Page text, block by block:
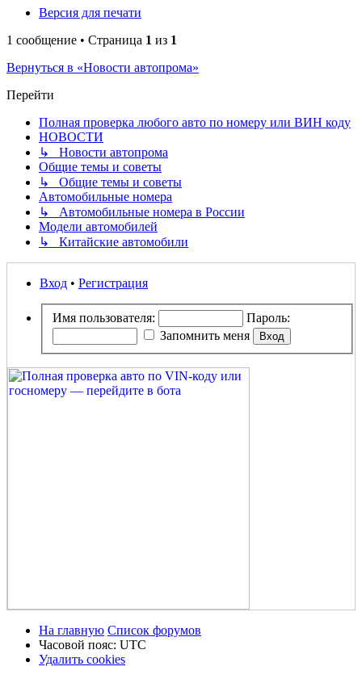
Версия для печати
1 сообщение • Страница 1 из 1
Вернуться в «Новости автопрома»
Перейти
Полная проверка любого авто по номеру или ВИН коду
НОВОСТИ
↳ Новости автопрома
Общие темы и советы
↳ Общие темы и советы
Автомобильные номера
↳ Автомобильные номера в России
Модели автомобилей
↳ Китайские автомобили
Вход • Регистрация
Имя пользователя:
Пароль:
Запомнить меня
На главную Список форумов
Часовой пояс: UTC
Удалить cookies